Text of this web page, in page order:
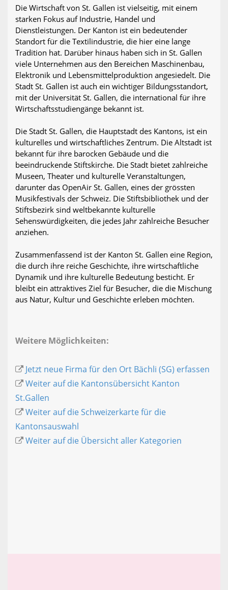
Die Wirtschaft von St. Gallen ist vielseitig, mit einem
starken Fokus auf Industrie, Handel und
Dienstleistungen. Der Kanton ist ein bedeutender
Standort für die Textilindustrie, die hier eine lange
Tradition hat. Darüber hinaus haben sich in St. Gallen
viele Unternehmen aus den Bereichen Maschinenbau,
Elektronik und Lebensmittelproduktion angesiedelt. Die
Stadt St. Gallen ist auch ein wichtiger Bildungsstandort,
mit der Universität St. Gallen, die international für ihre
Wirtschaftsstudiengänge bekannt ist.
Die Stadt St. Gallen, die Hauptstadt des Kantons, ist ein
kulturelles und wirtschaftliches Zentrum. Die Altstadt ist
bekannt für ihre barocken Gebäude und die
beeindruckende Stiftskirche. Die Stadt bietet zahlreiche
Museen, Theater und kulturelle Veranstaltungen,
darunter das OpenAir St. Gallen, eines der grössten
Musikfestivals der Schweiz. Die Stiftsbibliothek und der
Stiftsbezirk sind weltbekannte kulturelle
Sehenswürdigkeiten, die jedes Jahr zahlreiche Besucher
anziehen.
Zusammenfassend ist der Kanton St. Gallen eine Region,
die durch ihre reiche Geschichte, ihre wirtschaftliche
Dynamik und ihre kulturelle Bedeutung besticht. Er
bleibt ein attraktives Ziel für Besucher, die die Mischung
aus Natur, Kultur und Geschichte erleben möchten.
Weitere Möglichkeiten:
Jetzt neue Firma für den Ort Bächli (SG) erfassen
Weiter auf die Kantonsübersicht Kanton
St.Gallen
Weiter auf die Schweizerkarte für die
Kantonsauswahl
Weiter auf die Übersicht aller Kategorien